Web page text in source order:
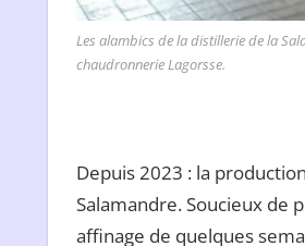
Les alambics de la distillerie de la
chaudronnerie Lagorsse.
Depuis 2023 : la
Salamandre. Soucieux de
affinage de quelques